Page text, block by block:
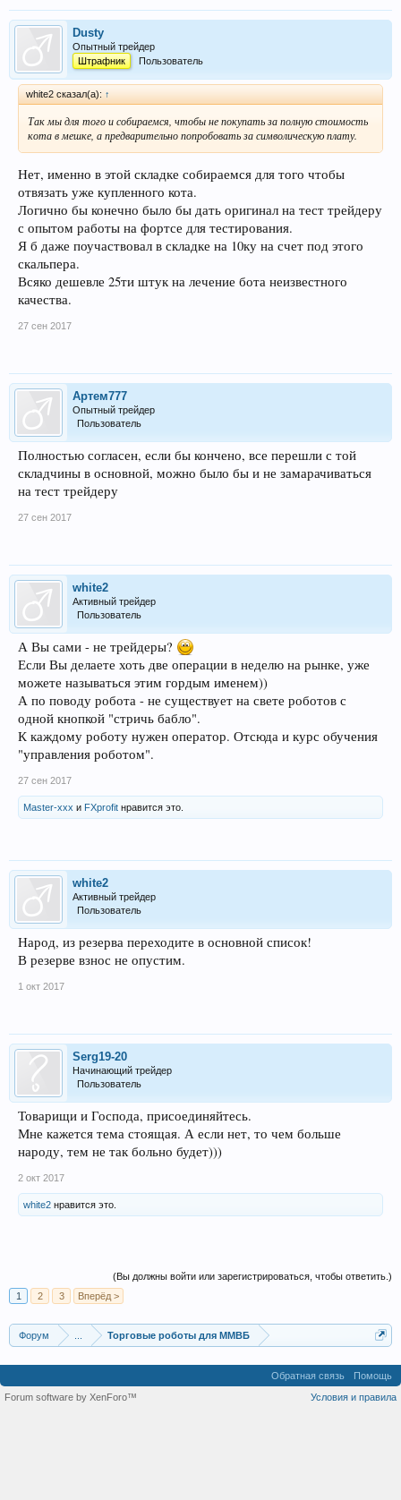
Dusty
Опытный трейдер
Штрафник
Пользователь
white2 сказал(а): ↑
Так мы для того и собираемся, чтобы не покупать за полную стоимость
кота в мешке, а предварительно попробовать за символическую плату.
Нет, именно в этой складке собираемся для того чтобы
отвязать уже купленного кота.
Логично бы конечно было бы дать оригинал на тест трейдеру
с опытом работы на фортсе для тестирования.
Я б даже поучаствовал в складке на 10ку на счет под этого
скальпера.
Всяко дешевле 25ти штук на лечение бота неизвестного
качества.
27 сен 2017
Артем777
Опытный трейдер
Пользователь
Полностью согласен, если бы кончено, все перешли с той
складчины в основной, можно было бы и не замарачиваться
на тест трейдеру
27 сен 2017
white2
Активный трейдер
Пользователь
А Вы сами - не трейдеры?
Если Вы делаете хоть две операции в неделю на рынке, уже
можете называться этим гордым именем))
А по поводу робота - не существует на свете роботов с
одной кнопкой "стричь бабло".
К каждому роботу нужен оператор. Отсюда и курс обучения
"управления роботом".
27 сен 2017
Master-xxx и FXprofit нравится это.
white2
Активный трейдер
Пользователь
Народ, из резерва переходите в основной список!
В резерве взнос не опустим.
1 окт 2017
Serg19-20
Начинающий трейдер
Пользователь
Товарищи и Господа, присоединяйтесь.
Мне кажется тема стоящая. А если нет, то чем больше
народу, тем не так больно будет)))
2 окт 2017
white2 нравится это.
(Вы должны войти или зарегистрироваться, чтобы ответить.)
1
2 3 Вперёд >
Форум ... Торговые роботы для ММВБ
Обратная связь
Помощь
Условия и правила
Forum software by XenForo™